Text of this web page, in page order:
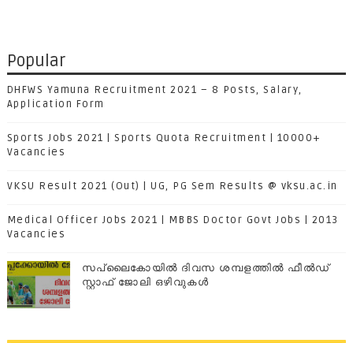
Popular
DHFWS Yamuna Recruitment 2021 – 8 Posts, Salary,
Application Form
Sports Jobs 2021 | Sports Quota Recruitment | 10000+
Vacancies
VKSU Result 2021 (Out) | UG, PG Sem Results @ vksu.ac.in
Medical Officer Jobs 2021 | MBBS Doctor Govt Jobs | 2013
Vacancies
സപ്ലൈകോയില്‍ ദിവസ ശമ്പളത്തിൽ ഫീല്‍ഡ്
സ്റ്റാഫ് ജോലി ഒഴിവുകൾ